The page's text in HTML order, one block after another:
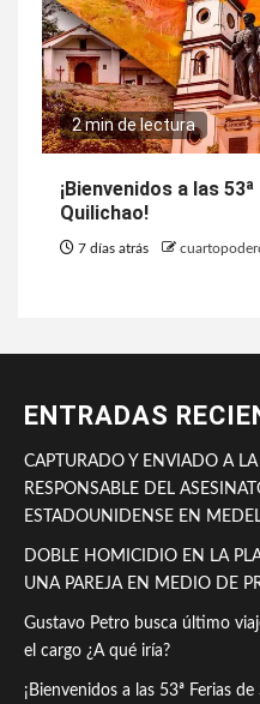
2 min de lectura
¡Bienvenidos a las
Quilichao!
7 días atrás
ENTRADAS
CAPTURADO Y ENVIADO A
RESPONSABLE DEL
ESTADOUNIDENSE EN
DOBLE HOMICIDIO EN LA
UNA PAREJA EN MEDIO DE
Gustavo Petro busca último
el cargo ¿A qué iría?
¡Bienvenidos a las 53ª Ferias